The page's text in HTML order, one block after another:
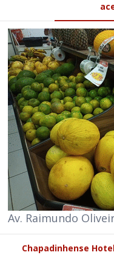
Av. Raimundo
Chapadinhense